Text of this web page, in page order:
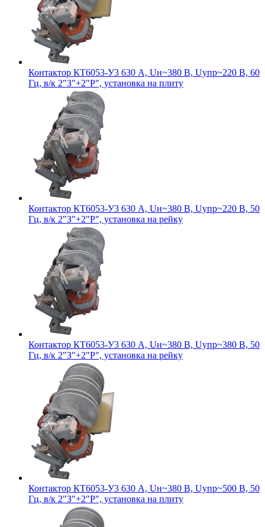
Контактор КТ6053-У3 630 А, Uн~380 В, Uупр~220 В, 60
Гц, в/к 2"З"+2"Р", установка на плиту
Контактор КТ6053-У3 630 А, Uн~380 В, Uупр~220 В, 50
Гц, в/к 2"З"+2"Р", установка на рейку
Контактор КТ6053-У3 630 А, Uн~380 В, Uупр~380 В, 50
Гц, в/к 2"З"+2"Р", установка на рейку
Контактор КТ6053-У3 630 А, Uн~380 В, Uупр~500 В, 50
Гц, в/к 2"З"+2"Р", установка на плиту